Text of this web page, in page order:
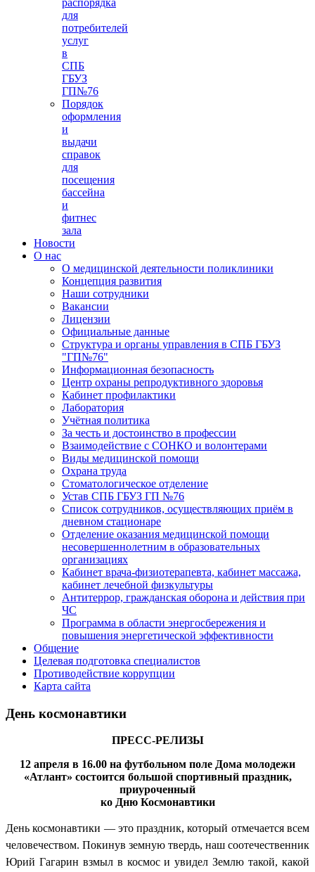
распорядка
для
потребителей
услуг
в
СПБ
ГБУЗ
ГП№76
Порядок
оформления
и
выдачи
справок
для
посещения
бассейна
и
фитнес
зала
Новости
О нас
О медицинской деятельности поликлиники
Концепция развития
Наши сотрудники
Вакансии
Лицензии
Официальные данные
Структура и органы управления в СПБ ГБУЗ
"ГП№76"
Информационная безопасность
Центр охраны репродуктивного здоровья
Кабинет профилактики
Лаборатория
Учётная политика
За честь и достоинство в профессии
Взаимодействие с СОНКО и волонтерами
Виды медицинской помощи
Охрана труда
Стоматологическое отделение
Устав СПБ ГБУЗ ГП №76
Список сотрудников, осуществляющих приём в
дневном стационаре
Отделение оказания медицинской помощи
несовершеннолетним в образовательных
организациях
Кабинет врача-физиотерапевта, кабинет массажа,
кабинет лечебной физкультуры
Антитеррор, гражданская оборона и действия при
ЧС
Программа в области энергосбережения и
повышения энергетической эффективности
Общение
Целевая подготовка специалистов
Противодействие коррупции
Карта сайта
День космонавтики
ПРЕСС-РЕЛИЗЫ
12 апреля в 16.00 на футбольном поле Дома молодежи
«Атлант» состоится большой спортивный праздник,
приуроченный
ко Дню Космонавтики
День космонавтики — это праздник, который отмечается всем
человечеством. Покинув земную твердь, наш соотечественник
Юрий Гагарин взмыл в космос и увидел Землю такой, какой